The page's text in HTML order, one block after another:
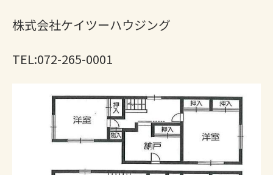
株式会社ケイツーハウジング
TEL:072-265-0001